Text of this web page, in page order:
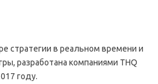
стратегии в реальном времени и
разработана компаниями THQ
году.